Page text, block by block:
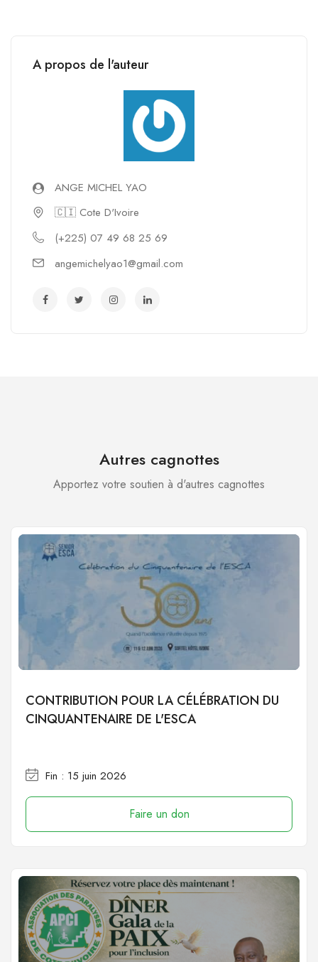
A propos de l'auteur
ANGE MICHEL YAO
🇨🇮 Cote D'Ivoire
(+225) 07 49 68 25 69
angemichelyao1@gmail.com
Autres cagnottes
Apportez votre soutien à d'autres cagnottes
CONTRIBUTION POUR LA CÉLÉBRATION DU
CINQUANTENAIRE DE L'ESCA
Fin : 15 juin 2026
Faire un don